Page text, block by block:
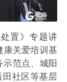
置》专题讲
康关爱培训基
示范点、城阳
社区等基层